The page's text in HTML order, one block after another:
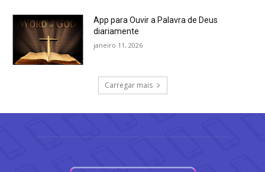
App para Ouvir a Palavra de Deus
diariamente
janeiro 11, 2026
Carregar mais